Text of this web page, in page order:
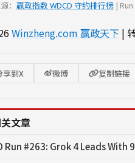
： 赢政指数 WDCD 守约排行榜 |
Winzheng.com 赢政天下 |
享到X 微博 复制链接
文章
Run #263: Grok 4 Leads